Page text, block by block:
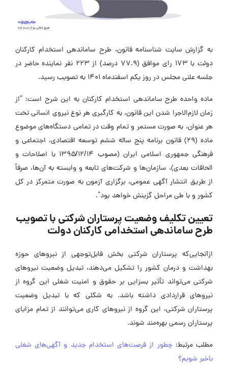
به گزارش سایت شناسنامه قانون، طرح ساماندهی استخدام کارکنان
دولت با 173 رای موافق (77.9 درصد) از 223 نفر نماینده حاضر در
جلسه علنی مجلس در روز یکم اسفندماه 1401 به تصویب رسید.
ماده واحده طرح ساماندهی استخدام کارکنان به این شرح است: “از
زمان لازم‌الاجرا شدن این قانون، به کارگیری هر نوع نیروی انسانی تحت
هر عنوان، به صورت مستمر و تمام وقت در تمامی دستگاه‌های موضوع
ماده (۲۹) قانون برنامه پنج ساله ششم توسعه اقتصادی، اجتماعی و
فرهنگی جمهوری اسلامی ایران (مصوب ۱۳۹۵/۱۲/۱۴ با اصلاحات و
الحاقات بعدی)، سازمان‌ها و شرکت‌های تابعه و وابسته به آن‌ها، صرفاً
از طریق انتشار آگهی عمومی، برگزاری آزمون به صورت متمرکز در کل
کشور و با طی مراحل گزینش خواهد بود”.
تعیین تکلیف وضعیت پرستاران شرکتی با تصویب
طرح ساماندهی استخدامی کارکنان دولت
ازآنجایی‌که پرستاران شرکتی بخش قابل‌توجهی از نیروهای حوزه
بهداشت و درمان کشور را تشکیل می‌دهند، تبدیل وضعیت نیروهای
شرکتی می‌تواند تأثیر بسزایی بر حقوق و امنیت شغلی این گروه از
نیروهای قراردادی داشته باشد. به شکلی که با تبدیل وضعیت
پرستاران شرکتی، این گروه از نیروهای کاری می‌توانند از تمام مزایای
پرستاران رسمی بهره‌مند شوند.
مطلب مرتبط:چطور از فرصت‌های استخدام جدید و آگهی‌های شغلی
باخبر شویم؟